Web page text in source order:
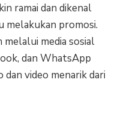
ramai dan dikenal
melakukan promosi.
melalui media sosial
dan WhatsApp
video menarik dari